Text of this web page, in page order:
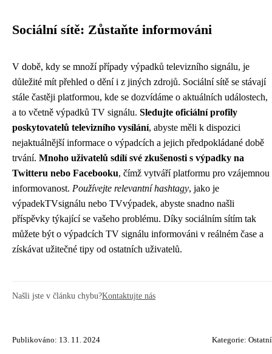
Sociální sítě: Zůstaňte informováni
V době, kdy se množí případy výpadků televizního signálu, je
důležité mít přehled o dění i z jiných zdrojů. Sociální sítě se stávají
stále častěji platformou, kde se dozvídáme o aktuálních událostech,
a to včetně výpadků TV signálu. Sledujte oficiální profily
poskytovatelů televizního vysílání, abyste měli k dispozici
nejaktuálnější informace o výpadcích a jejich předpokládané době
trvání. Mnoho uživatelů sdílí své zkušenosti s výpadky na
Twitteru nebo Facebooku, čímž vytváří platformu pro vzájemnou
informovanost. Používejte relevantní hashtagy, jako je
výpadekTVsignálu nebo TVvýpadek, abyste snadno našli
příspěvky týkající se vašeho problému. Díky sociálním sítím tak
můžete být o výpadcích TV signálu informováni v reálném čase a
získávat užitečné tipy od ostatních uživatelů.
Našli jste v článku chybu?Kontaktujte nás
Publikováno: 13. 11. 2024 Kategorie: Ostatní